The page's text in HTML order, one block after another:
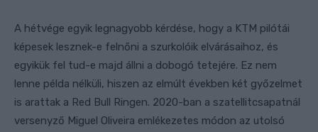
A hétvége egyik legnagyobb kérdése, hogy a KTM pilótái
képesek lesznek-e felnőni a szurkolóik elvárásaihoz, és
egyikük fel tud-e majd állni a dobogó tetejére. Ez nem
lenne példa nélküli, hiszen az elmúlt években két győzelmet
is arattak a Red Bull Ringen. 2020-ban a szatellitcsapatnál
versenyző Miguel Oliveira emlékezetes módon az utolsó